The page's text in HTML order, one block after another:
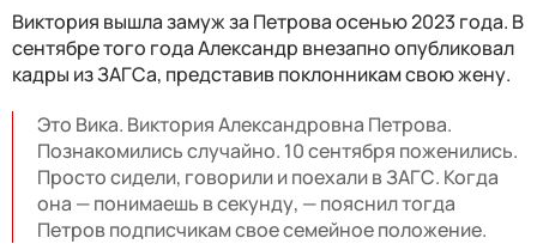
Виктория вышла замуж за Петрова осенью 2023 года. В
сентябре того года Александр внезапно опубликовал
кадры из ЗАГСа, представив поклонникам свою жену.
Это Вика. Виктория Александровна Петрова.
Познакомились случайно. 10 сентября поженились.
Просто сидели, говорили и поехали в ЗАГС. Когда
она — понимаешь в секунду, — пояснил тогда
Петров подписчикам свое семейное положение.